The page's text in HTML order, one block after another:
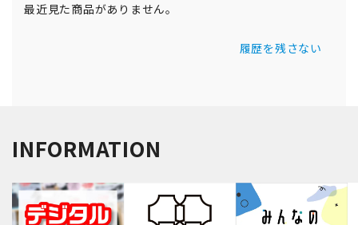
最近見た商品がありません。
履歴を残さない
INFORMATION